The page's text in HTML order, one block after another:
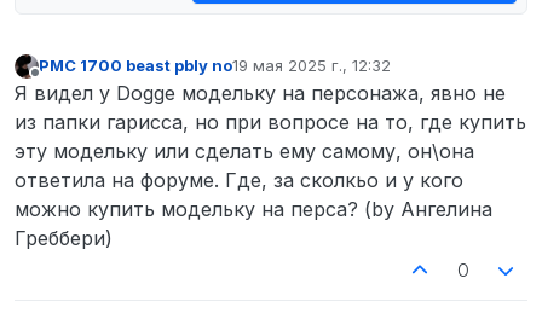
PMC 1700 beast pbly no19 мая 2025 г., 12:32
отредактировано
Я видел у Dogge модельку на персонажа, явно не
из папки гарисса, но при вопросе на то, где купить
эту модельку или сделать ему самому, он\она
ответила на форуме. Где, за сколкьо и у кого
можно купить модельку на перса? (by Ангелина
Греббери)
0